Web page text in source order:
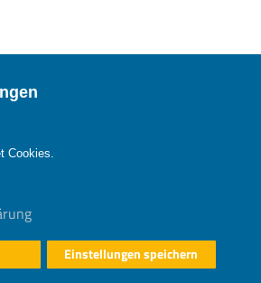
Cookies.
Einstellungen speichern